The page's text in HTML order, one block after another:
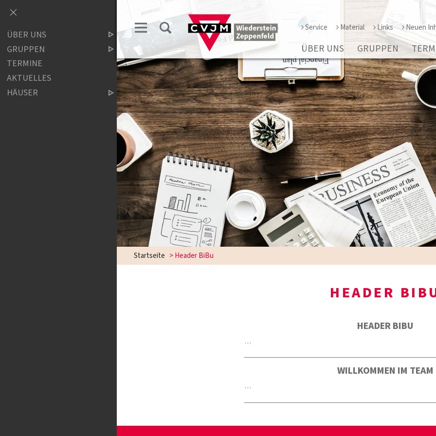
Service Material Links Neuen
ÜBER UNS GRUPPEN
Startseite >Header BiBu
HEADER
HEADER BIBU
…
WILLKOMMEN IM TEAM
…
ÜBER UNS
GRUPPEN
TERMINE
AKTUELLES
HÄUSER